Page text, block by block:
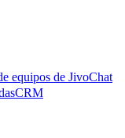
equipos de JivoChat
CRM